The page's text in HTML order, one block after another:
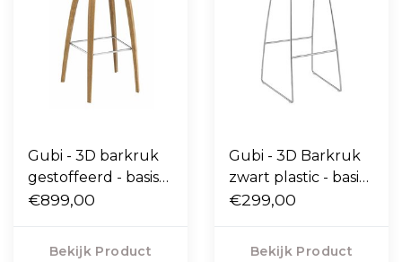
Gubi - 3D barkruk
gestoffeerd - basis
houten poten
€899,00
Bekijk Product
Gubi - 3D Barkruk
zwart plastic - basis
slede chrome
€299,00
Bekijk Product